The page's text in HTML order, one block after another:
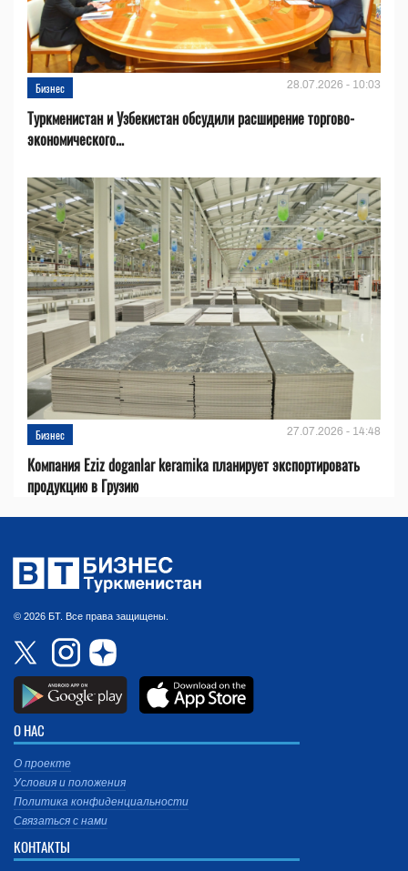
Бизнес 28.07.2026 - 10:03
Туркменистан и Узбекистан обсудили расширение торгово-
экономического...
Бизнес 27.07.2026 - 14:48
Компания Eziz doganlar keramika планирует экспортировать
продукцию в Грузию
© 2026 БТ. Все права защищены.
О НАС
О проекте
Условия и положения
Политика конфиденциальности
Связаться с нами
КОНТАКТЫ